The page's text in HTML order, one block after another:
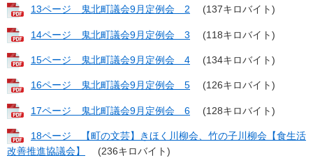
13ページ 鬼北町議会9月定例会 2 (137キロバイト)
14ページ 鬼北町議会9月定例会 3 (118キロバイト)
15ページ 鬼北町議会9月定例会 4 (134キロバイト)
16ページ 鬼北町議会9月定例会 5 (126キロバイト)
17ページ 鬼北町議会9月定例会 6 (128キロバイト)
18ページ 【町の文芸】きほく川柳会、竹の子川柳会【食生活
改善推進協議会】
(236キロバイト)